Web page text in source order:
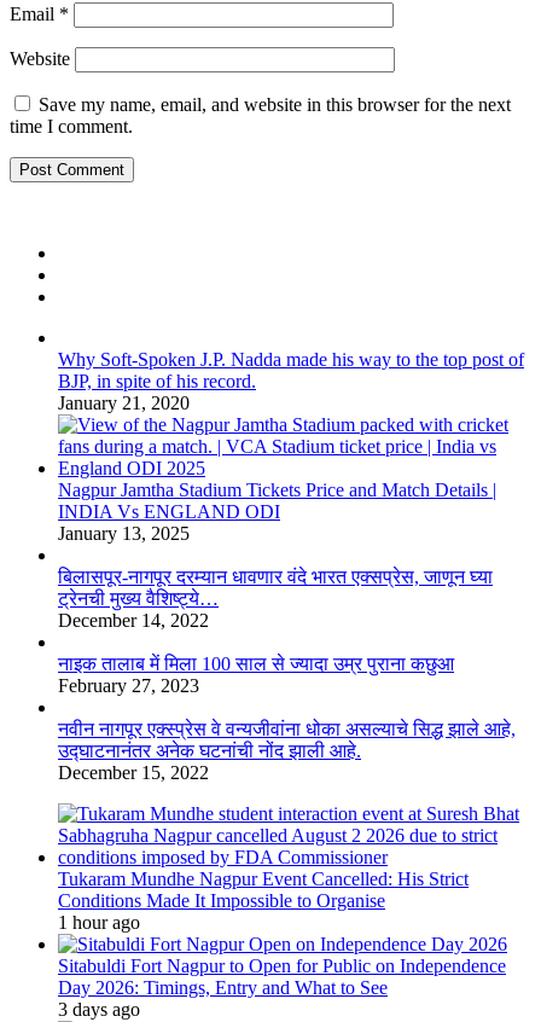
Email *
Website
Save my name, email, and website in this browser for the next
time I comment.
Why Soft-Spoken J.P. Nadda made his way to the top post of
BJP, in spite of his record.
January 21, 2020
Nagpur Jamtha Stadium Tickets Price and Match Details |
INDIA Vs ENGLAND ODI
January 13, 2025
बिलासपूर-नागपूर दरम्यान धावणार वंदे भारत एक्सप्रेस, जाणून घ्या
ट्रेनची मुख्य वैशिष्ट्ये…
December 14, 2022
नाइक तालाब में मिला 100 साल से ज्यादा उम्र पुराना कछुआ
February 27, 2023
नवीन नागपूर एक्स्प्रेस वे वन्यजीवांना धोका असल्याचे सिद्ध झाले आहे,
उद्घाटनानंतर अनेक घटनांची नोंद झाली आहे.
December 15, 2022
Tukaram Mundhe Nagpur Event Cancelled: His Strict
Conditions Made It Impossible to Organise
1 hour ago
Sitabuldi Fort Nagpur to Open for Public on Independence
Day 2026: Timings, Entry and What to See
3 days ago